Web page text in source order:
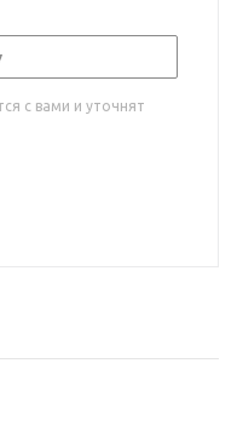
с вами и уточнят